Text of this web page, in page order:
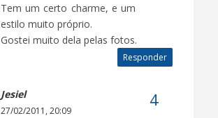
Tem um certo charme, e um
estilo muito próprio.
Gostei muito dela pelas fotos.
Responder
Jesiel
27/02/2011, 20:09